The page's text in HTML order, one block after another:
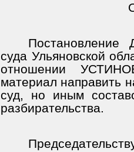
Постановление
суда Ульяновской
отношении
материал направить
суд, но иным
разбирательства.